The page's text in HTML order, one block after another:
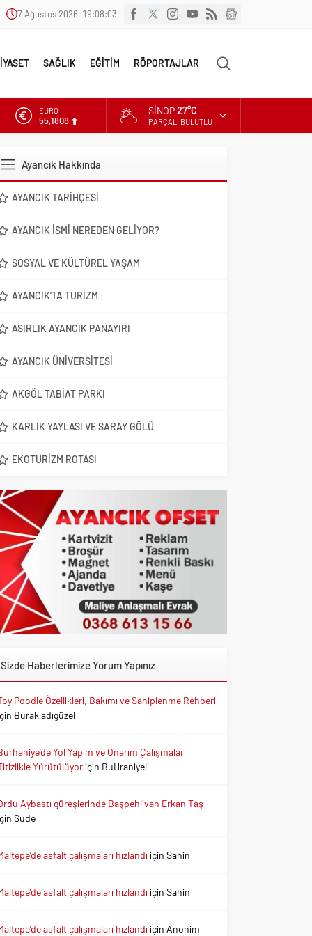
7 Ağustos 2026, 19:08:04
SAĞLIK EĞİTİM RÖPORTAJLAR
ALTIN
6.662,82
EURO
SINOP27°C
PARÇALI BULUTLU
Ayancık Hakkında
AYANCIK TARIHÇESI
AYANCIK İSMI NEREDEN GELIYOR?
SOSYAL VE KÜLTÜREL YAŞAM
AYANCIK’TA TURIZM
ASIRLIK AYANCIK PANAYIRI
AYANCIK ÜNIVERSITESI
AKGÖL TABIAT PARKI
KARLIK YAYLASI VE SARAY GÖLÜ
EKOTURIZM ROTASI
Sizde Haberlerimize Yorum Yapınız
Poodle Özellikleri, Bakımı ve Sahiplenme Rehberi
Burak adıgüzel
Yol Yapım ve Onarım Çalışmaları
Yürütülüyoriçin BuHraniyeli
Aybastı güreşlerinde Başpehlivan Erkan Taş
Sude
asfalt çalışmaları hızlandı içinSahin
asfalt çalışmaları hızlandı içinSahin
asfalt çalışmaları hızlandı için Anonim